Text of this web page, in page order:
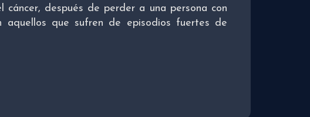
después de perder a una persona con
que sufren de episodios fuertes de